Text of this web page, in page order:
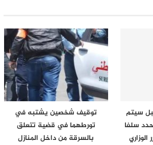
سیتم
سلفا
توقيف شخصين يشتبه في
تورطهما في قضية تتعلق
بالسرقة من داخل المنازل